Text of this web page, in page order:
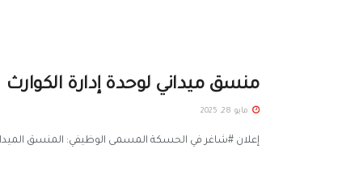
منسق ميداني لوحدة إدارة الكوارث
مايو 28, 2025
إعلان #شاغر في الحسكة المسمى الوظيفي: المنسق